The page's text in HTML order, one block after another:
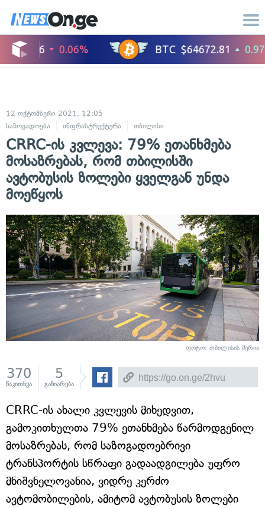
12 ოქტომბერი 2021, 12:05
საზოგადოება
ინფრასტრუქტურა თბილისი
CRRC-ის კვლევა: 79% ეთანხმება
მოსაზრებას, რომ თბილისში
ავტობუსის ზოლები ყველგან უნდა
მოეწყოს
ფოტო: თბილისის მერია
370
წაკითხვა
5
გაზიარება
CRRC-ის ახალი კვლევის მიხედვით,
გამოკითხულთა 79% ეთანხმება წარმოდგენილ
მოსაზრებას, რომ საზოგადოებრივი
ტრანსპორტის სწრაფი გადაადგილება უფრო
მნიშვნელოვანია, ვიდრე კერძო
ავტომობილების, ამიტომ ავტობუსის ზოლები